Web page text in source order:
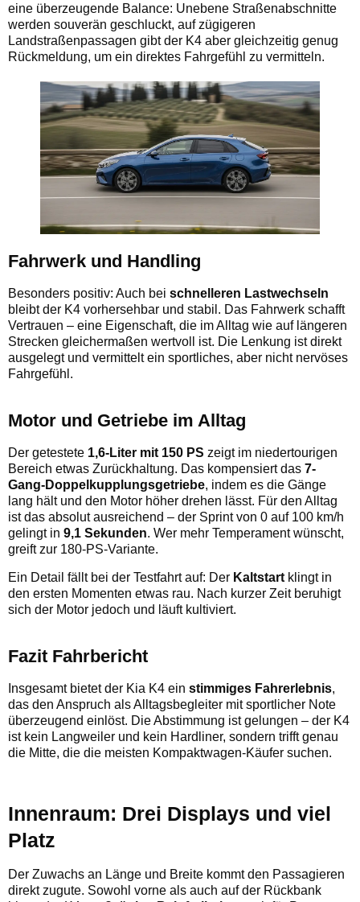
eine überzeugende Balance: Unebene Straßenabschnitte
werden souverän geschluckt, auf zügigeren
Landstraßenpassagen gibt der K4 aber gleichzeitig genug
Rückmeldung, um ein direktes Fahrgefühl zu vermitteln.
Fahrwerk und Handling
Besonders positiv: Auch bei schnelleren Lastwechseln
bleibt der K4 vorhersehbar und stabil. Das Fahrwerk schafft
Vertrauen – eine Eigenschaft, die im Alltag wie auf längeren
Strecken gleichermaßen wertvoll ist. Die Lenkung ist direkt
ausgelegt und vermittelt ein sportliches, aber nicht nervöses
Fahrgefühl.
Motor und Getriebe im Alltag
Der getestete 1,6-Liter mit 150 PS zeigt im niedertourigen
Bereich etwas Zurückhaltung. Das kompensiert das 7-
Gang-Doppelkupplungsgetriebe, indem es die Gänge
lang hält und den Motor höher drehen lässt. Für den Alltag
ist das absolut ausreichend – der Sprint von 0 auf 100 km/h
gelingt in 9,1 Sekunden. Wer mehr Temperament wünscht,
greift zur 180-PS-Variante.
Ein Detail fällt bei der Testfahrt auf: Der Kaltstart klingt in
den ersten Momenten etwas rau. Nach kurzer Zeit beruhigt
sich der Motor jedoch und läuft kultiviert.
Fazit Fahrbericht
Insgesamt bietet der Kia K4 ein stimmiges Fahrerlebnis,
das den Anspruch als Alltagsbegleiter mit sportlicher Note
überzeugend einlöst. Die Abstimmung ist gelungen – der K4
ist kein Langweiler und kein Hardliner, sondern trifft genau
die Mitte, die die meisten Kompaktwagen-Käufer suchen.
Innenraum: Drei Displays und viel
Platz
Der Zuwachs an Länge und Breite kommt den Passagieren
direkt zugute. Sowohl vorne als auch auf der Rückbank